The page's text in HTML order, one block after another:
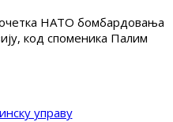
НАТО бомбардовања
код споменика Палим
управу